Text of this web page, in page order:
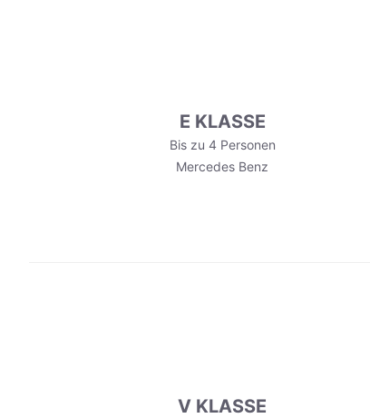
E KLASSE
Bis zu 4 Personen
Mercedes Benz
V KLASSE